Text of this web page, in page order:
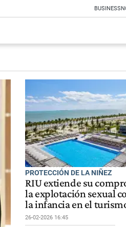
BUSINESS
PROTECCIÓN DE LA NIÑEZ
RIU extiende su
la explotación sexual
la infancia en el
26-02-2026 16:45